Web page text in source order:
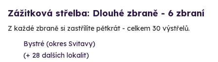
Zážitková střelba: Dlouhé zbraně - 6 zbraní
Z každé zbraně si zastřílíte pětkrát - celkem 30 výstřelů.
Bystré (okres Svitavy)
(+ 28 dalších lokalit)